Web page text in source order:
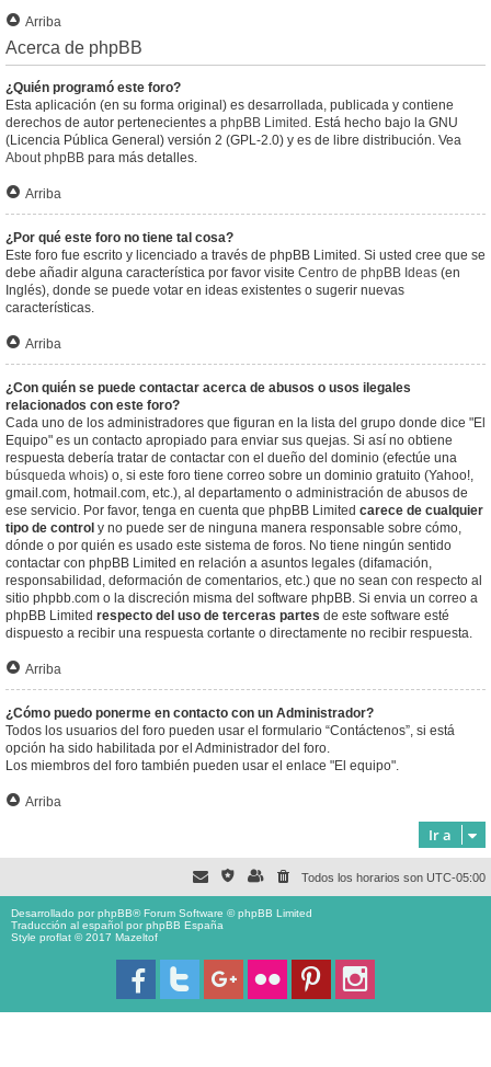
Arriba
Acerca de phpBB
¿Quién programó este foro?
Esta aplicación (en su forma original) es desarrollada, publicada y contiene
derechos de autor pertenecientes a phpBB Limited . Está hecho bajo la GNU
(Licencia Pública General) versión 2 (GPL-2.0) y es de libre distribución. Vea
About phpBB para más detalles.
Arriba
¿Por qué este foro no tiene tal cosa?
Este foro fue escrito y licenciado a través de phpBB Limited. Si usted cree que se
debe añadir alguna característica por favor visite Centro de phpBB Ideas (en
Inglés), donde se puede votar en ideas existentes o sugerir nuevas
características.
Arriba
¿Con quién se puede contactar acerca de abusos o usos ilegales
relacionados con este foro?
Cada uno de los administradores que figuran en la lista del grupo donde dice "El
Equipo" es un contacto apropiado para enviar sus quejas. Si así no obtiene
respuesta debería tratar de contactar con el dueño del dominio (efectúe una
búsqueda whois) o, si este foro tiene correo sobre un dominio gratuito (Yahoo!,
gmail.com, hotmail.com, etc.), al departamento o administración de abusos de
ese servicio. Por favor, tenga en cuenta que phpBB Limited carece de cualquier
tipo de control y no puede ser de ninguna manera responsable sobre cómo,
dónde o por quién es usado este sistema de foros. No tiene ningún sentido
contactar con phpBB Limited en relación a asuntos legales (difamación,
responsabilidad, deformación de comentarios, etc.) que no sean con respecto al
sitio phpbb.com o la discreción misma del software phpBB. Si envia un correo a
phpBB Limited respecto del uso de terceras partes de este software esté
dispuesto a recibir una respuesta cortante o directamente no recibir respuesta.
Arriba
¿Cómo puedo ponerme en contacto con un Administrador?
Todos los usuarios del foro pueden usar el formulario “Contáctenos”, si está
opción ha sido habilitada por el Administrador del foro.
Los miembros del foro también pueden usar el enlace "El equipo".
Arriba
Ir a
Todos los horarios son UTC-05:00
Desarrollado porphpBB® Forum Software © phpBB Limited
Traducción al español porphpBB España
Style proflat © 2017 Mazeltof